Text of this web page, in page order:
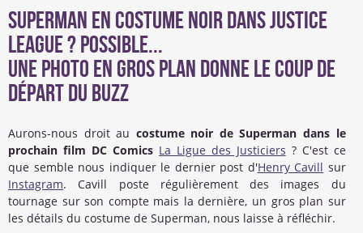
Superman en costume noir dans Justice
League ? Possible...
Une photo en gros plan donne le coup de
départ du buzz
Aurons-nous droit au costume noir de Superman dans le
prochain film DC Comics La Ligue des Justiciers ? C'est ce
que semble nous indiquer le dernier post d'Henry Cavill sur
Instagram. Cavill poste régulièrement des images du
tournage sur son compte mais la dernière, un gros plan sur
les détails du costume de Superman, nous laisse à réfléchir.